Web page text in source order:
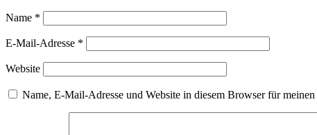
Name *
E-Mail-Adresse *
Website
Name, E-Mail-Adresse und Website in diesem Browser für